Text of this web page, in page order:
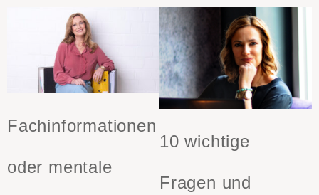
Fachinformationen
oder mentale
10 wichtige
Fragen und